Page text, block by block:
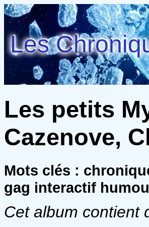
Les
Les petits
Cazenove,
Mots clés :
gag interactif
Cet album contient